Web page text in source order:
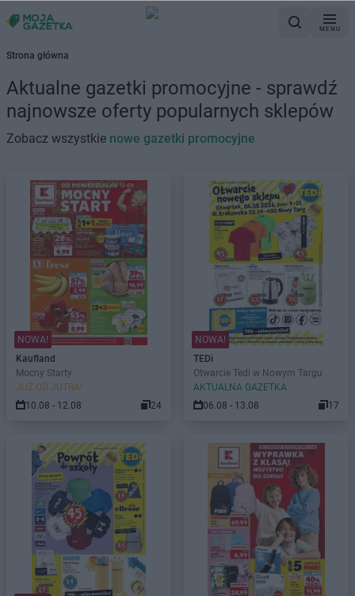
MENU
Strona główna
Aktualne gazetki promocyjne - sprawdź
najnowsze oferty popularnych sklepów
Zobacz wszystkie nowe gazetki promocyjne
NOWA!
Kaufland
Mocny Starty
JUŻ OD JUTRA!
10.08 - 12.08
24
NOWA!
TEDi
Otwarcie Tedi w Nowym Targu
AKTUALNA GAZETKA
06.08 - 13.08
17